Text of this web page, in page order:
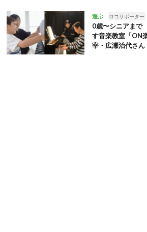
遊ぶ ロコサポーター
0歳〜シニアまで
す音楽教室「ON
宰・広瀬治代さん